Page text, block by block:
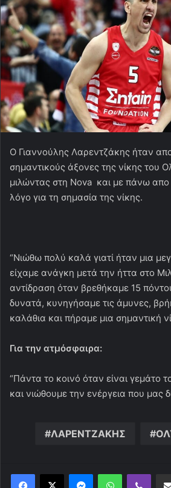
Ο Γιαννούλης Λαρεντζάκης ήταν
σημαντικούς άξονες της νίκης του
μιλώντας στη Nova και με πάνω
λόγο για τη σημασία της νίκης.
“Νιώθω πολύ καλά γιατί ήταν μια
είχαμε ανάγκη μετά την ήττα στο
αντίδραση όταν βρεθήκαμε 15
δυνατά, κυνηγήσαμε τις άμυνες,
καλάθια και πήραμε μια σημαντική
Για την ατμόσφαιρα:
“Πάντα το κοινό όταν είναι γεμάτο
και νιώθουμε την ενέργεια που μας
ΛΑΡΕΝΤΖΑΚΗΣ
MessengerWhatsAppViber